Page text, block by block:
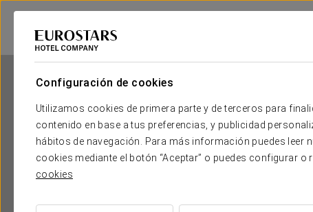
Configuración de cookies
Utilizamos cookies de primera parte y de terceros para
contenido en base a tus preferencias, y publicidad
hábitos de navegación. Para más información puedes leer
cookies mediante el botón “Aceptar” o puedes configurar o
cookies